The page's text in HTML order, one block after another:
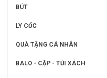
BÚT
LY CỐC
QUÀ TẶNG CÁ NHÂN
BALO - CẶP - TÚI XÁCH